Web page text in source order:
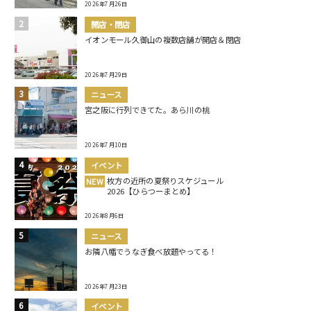
2026年7月26日
開店・閉店
イオンモール久御山の複数店舗が開店＆閉店
2026年7月29日
ニュース
宮之阪に行列できてた。あら川の桃
2026年7月10日
イベント
NEW 枚方の近所の夏祭りスケジュール
2026【ひらつーまとめ】
2026年8月6日
ニュース
お隣八幡でうなぎ食べ放題やってる！
2026年7月23日
イベント